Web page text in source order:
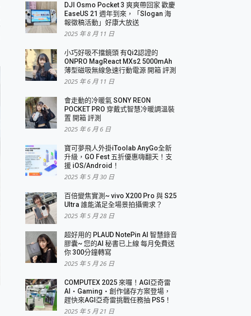
DJI Osmo Pocket 3 爽爽帶回家 歡慶
EaseUS 21 週年到來，「Slogan 海
報徵稿活動」好康大放送
2025 年 8 月 11 日
小巧好吸不擋鏡頭 有Qi2認證的
ONPRO MagReact MXs2 5000mAh
薄型磁吸無線急速行動電源 開箱 評測
2025 年 6 月 11 日
會走動的冷暖氣 SONY REON
POCKET PRO 穿戴式智慧冷暖調溫裝
置 開箱 評測
2025 年 6 月 6 日
寶可夢飛人外掛iToolab AnyGo全新
升級，GO Fest 五折優惠嗨翻天！支
援 iOS/Android！
2025 年 5 月 30 日
百倍變焦實測~ vivo X200 Pro 與 S25
Ultra 誰能滿足全場景拍攝需求？
2025 年 5 月 28 日
超好用的 PLAUD NotePin AI 智慧錄音
膠囊~ 您的AI 秘書已上線 每月免費送
你 300分鐘轉寫
2025 年 5 月 26 日
COMPUTEX 2025 來囉！AGI亞奇雷
AI・Gaming・創作儲存方案登場，
趕快來AGI亞奇雷挑戰任務抽 PS5！
2025 年 5 月 21 日